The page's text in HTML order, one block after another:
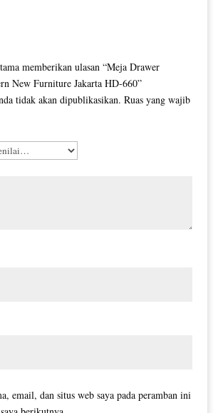
memberikan ulasan “Meja Drawer
New Furniture Jakarta HD-660”
tidak akan dipublikasikan. Ruas yang wajib
email, dan situs web saya pada peramban ini